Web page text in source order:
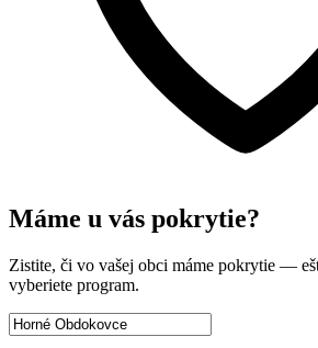
Máme u vás pokrytie?
Zistite, či vo vašej obci máme pokrytie —
vyberiete program.